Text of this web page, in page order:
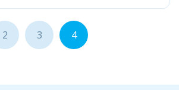
2 3 4